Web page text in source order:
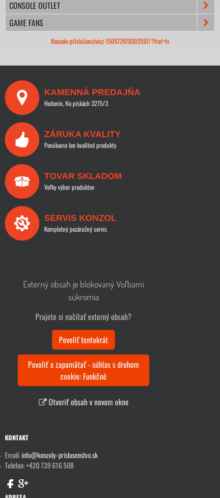
CONSOLE OUTLET
GAME FANS
Konzole-příslušenstvícz-150672878302597/?fref=ts
KAMENNÁ PREDAJŇA
Hodonín, Na pískách 3275/3
ZÁRUKA KVALITY
Ponúkame len kvalitné produkty
TOVAR SKLADOM
Veľky výber produktov
SERVIS KONZOL
Kompletný pozáručný servis
Externý obsah je blokovaný Voľbami
súkromia
Prajete si načítať externý obsah?
Povoliť tentokrát
Povoliť a zapamätať - súhlas s druhom
cookie: Funkčné
Otvoriť obsah v novom okne
KONTAKT
Email:info@konzoly-prislusenstvo.sk
Telefon: +420 739 616 508